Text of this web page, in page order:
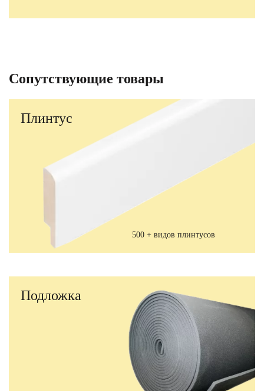
Сопутствующие товары
Плинтус
500 + видов плинтусов
Подложка